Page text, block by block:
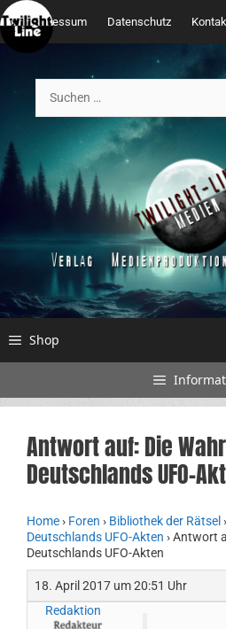
Zum
Inhalt
springen
Impressum Datenschutz
nach:
Shop
Antwort auf: Die
Deutschlands UFO-
Home› Foren › Bibliothek der Rätsel ›
Deutschlands UFO-Akten ›Antwort
Deutschlands UFO-Akten
18. April 2017 um 20:51 Uhr
Redaktion